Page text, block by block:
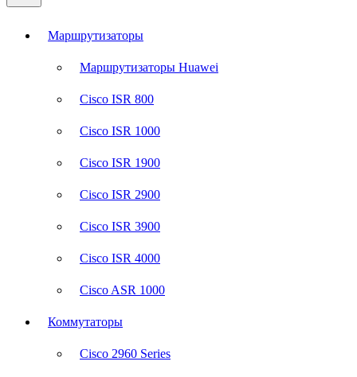
Маршрутизаторы
Маршрутизаторы Huawei
Cisco ISR 800
Cisco ISR 1000
Cisco ISR 1900
Cisco ISR 2900
Cisco ISR 3900
Cisco ISR 4000
Cisco ASR 1000
Коммутаторы
Cisco 2960 Series